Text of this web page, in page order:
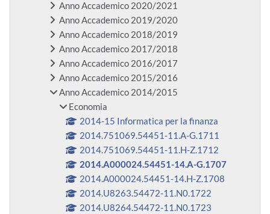
Anno Accademico 2020/2021
Anno Accademico 2019/2020
Anno Accademico 2018/2019
Anno Accademico 2017/2018
Anno Accademico 2016/2017
Anno Accademico 2015/2016
Anno Accademico 2014/2015
Economia
2014-15 Informatica per la finanza
2014.751069.54451-11.A-G.1711
2014.751069.54451-11.H-Z.1712
2014.A000024.54451-14.A-G.1707
2014.A000024.54451-14.H-Z.1708
2014.U8263.54472-11.N0.1722
2014.U8264.54472-11.N0.1723